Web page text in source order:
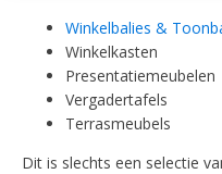
Winkelbalies &
Winkelkasten
Presentatiemeubelen
Vergadertafels
Terrasmeubels
Dit is slechts een selectie